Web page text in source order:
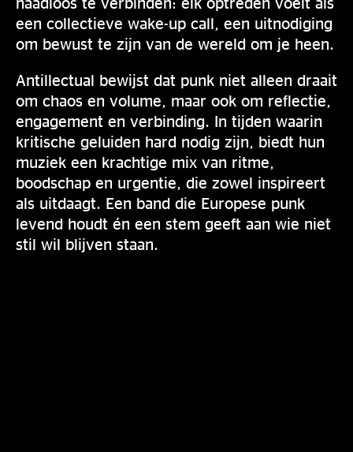
een collectieve wake-up call, een uitnodiging
om bewust te zijn van de wereld om je heen.
Antillectual bewijst dat punk niet alleen draait
om chaos en volume, maar ook om reflectie,
engagement en verbinding. In tijden waarin
kritische geluiden hard nodig zijn, biedt hun
muziek een krachtige mix van ritme,
boodschap en urgentie, die zowel inspireert
als uitdaagt. Een band die Europese punk
levend houdt én een stem geeft aan wie niet
stil wil blijven staan.